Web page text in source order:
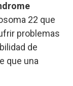
22 que
problemas
de
que una